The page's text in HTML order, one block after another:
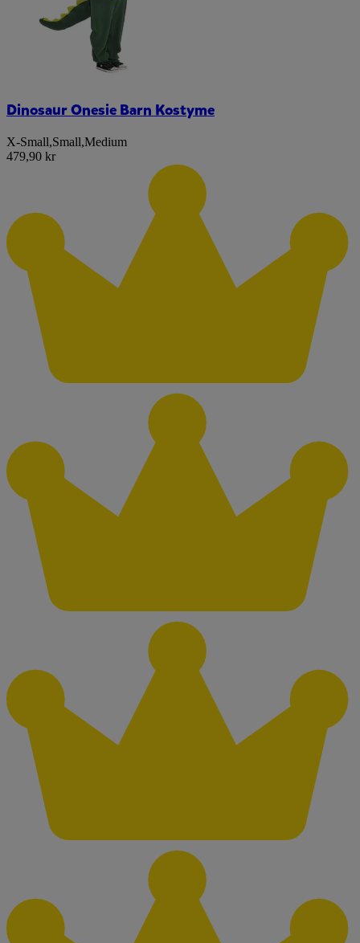
Dinosaur Onesie Barn Kostyme
X-Small,Small,Medium
479,90 kr